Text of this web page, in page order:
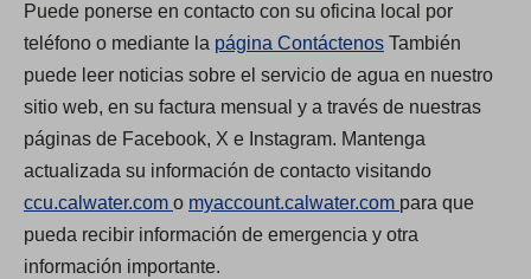
Puede ponerse en contacto con su oficina local por
teléfono o mediante la página Contáctenos También
puede leer noticias sobre el servicio de agua en nuestro
sitio web, en su factura mensual y a través de nuestras
páginas de Facebook, X e Instagram. Mantenga
actualizada su información de contacto visitando
ccu.calwater.com (
O
p
o myaccount.calwater.com (
O
para que
pueda recibir información de emergencia y otra
información importante.